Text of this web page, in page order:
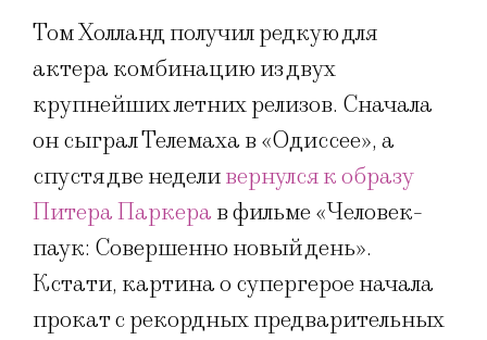
Том Холланд получил редкую для
актера комбинацию из двух
крупнейших летних релизов. Сначала
он сыграл Телемаха в «Одиссее», а
спустя две неделивернулся к образу
Питера Паркера в фильме «Человек-
паук: Совершенно новый день».
Кстати, картина о супергерое начала
прокат с рекордных предварительных